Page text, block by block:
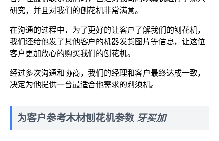
研究，并且对我们的刨花机非常满意。
在沟通的过程中，为了更好的让客户了解我们的刨花机，
我们还给他发了其他客户的机器发货图片等信息，让这位
客户更加放心的购买我们的刨花机。
经过多次沟通和协商，我们的经理和客户最终达成一致，
决定为他提供一台最适合他需求的剃须机。
为客户参考木材刨花机参数牙买加